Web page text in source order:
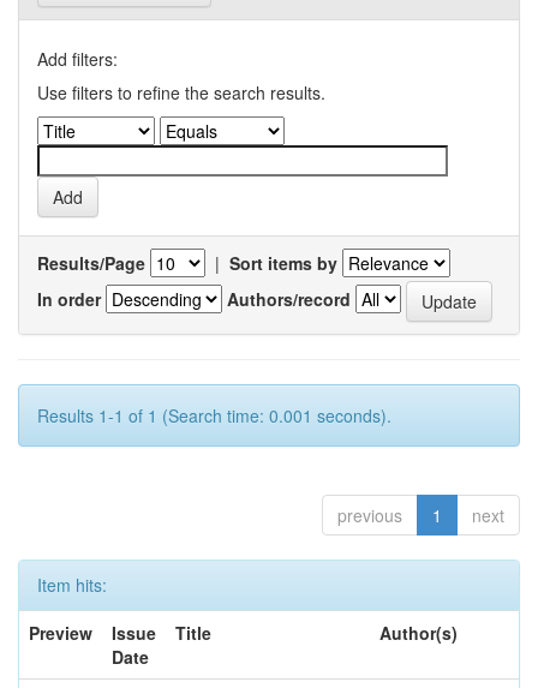
Add filters:
Use filters to refine the search results.
Results/Page | Sort items by
In order
Authors/record
Results 1-1 of 1 (Search time: 0.001 seconds).
previous 1 next
Item hits:
Preview
Issue
Date
Title Author(s)